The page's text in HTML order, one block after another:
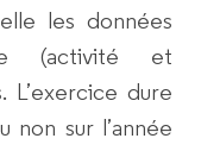
les données
(activité et
L’exercice dure
non sur l’année